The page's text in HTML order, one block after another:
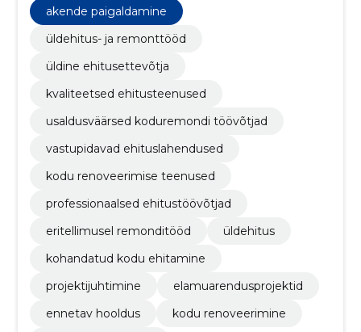
akende paigaldamine
üldehitus- ja remonttööd
üldine ehitusettevõtja
kvaliteetsed ehitusteenused
usaldusväärsed koduremondi töövõtjad
vastupidavad ehituslahendused
kodu renoveerimise teenused
professionaalsed ehitustöövõtjad
eritellimusel remonditööd
üldehitus
kohandatud kodu ehitamine
projektijuhtimine
elamuarendusprojektid
ennetav hooldus
kodu renoveerimine